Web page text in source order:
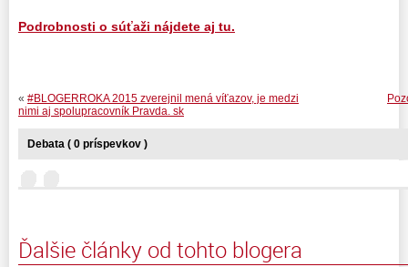
Podrobnosti o súťaži nájdete aj tu.
« #BLOGERROKA 2015 zverejnil mená víťazov, je medzi
nimi aj spolupracovník Pravda. sk
Debata ( 0 príspevkov )
Ďalšie články od tohto blogera